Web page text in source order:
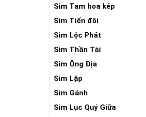
Sim Tam hoa kép
Sim Tiến đôi
Sim Lộc Phát
Sim Thần Tài
Sim Ông Địa
Sim Lặp
Sim Gánh
Sim Lục Quý Giữa